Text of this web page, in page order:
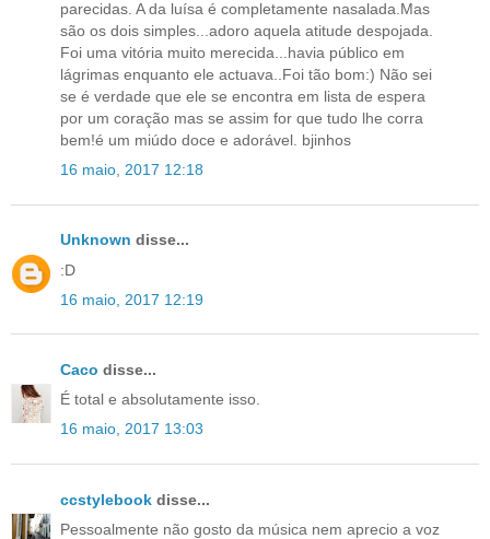
parecidas. A da luísa é completamente nasalada.Mas
são os dois simples...adoro aquela atitude despojada.
Foi uma vitória muito merecida...havia público em
lágrimas enquanto ele actuava..Foi tão bom:) Não sei
se é verdade que ele se encontra em lista de espera
por um coração mas se assim for que tudo lhe corra
bem!é um miúdo doce e adorável. bjinhos
16 maio, 2017 12:18
Unknown disse...
:D
16 maio, 2017 12:19
Caco disse...
É total e absolutamente isso.
16 maio, 2017 13:03
ccstylebook disse...
Pessoalmente não gosto da música nem aprecio a voz